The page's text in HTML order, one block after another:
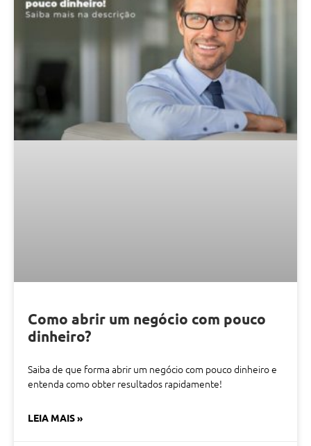
Como abrir um negócio com pouco
dinheiro?
Saiba de que forma abrir um negócio com pouco dinheiro e
entenda como obter resultados rapidamente!
LEIA MAIS »